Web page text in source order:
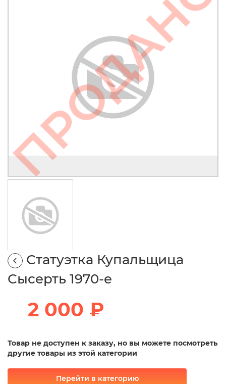
Статуэтка Купальщица
Сысерть 1970-е
2 000 ₽
Товар не доступен к заказу, но вы можете посмотреть
другие товары из этой категории
Перейти в категорию